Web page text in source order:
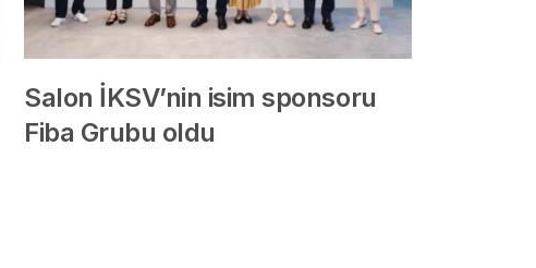
Salon İKSV’nin isim sponsoru
Fiba Grubu oldu